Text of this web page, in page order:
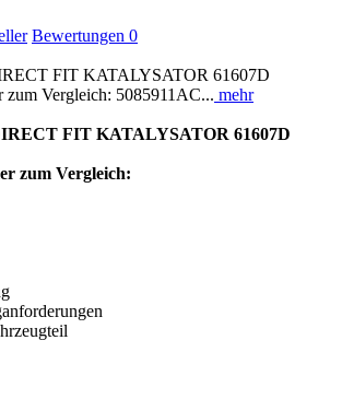
Bewertungen 0
FIT KATALYSATOR 61607D
zum Vergleich: 5085911AC... mehr
FIT KATALYSATOR 61607D
zum Vergleich: